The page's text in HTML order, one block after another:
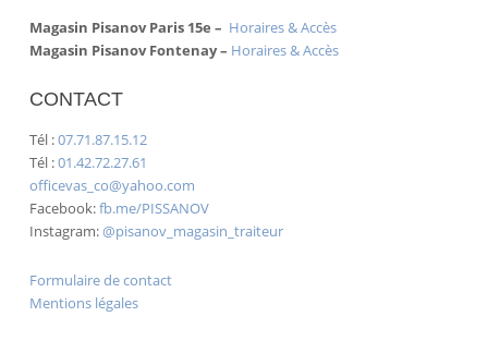
Magasin Pisanov Paris 15e – Horaires & Accès
Magasin Pisanov Fontenay – Horaires & Accès
CONTACT
Tél :07.71.87.15.12
Tél :01.42.72.27.61
officevas_co@yahoo.com
Facebook:fb.me/PISSANOV
Instagram:@pisanov_magasin_traiteur
Formulaire de contact
Mentions légales